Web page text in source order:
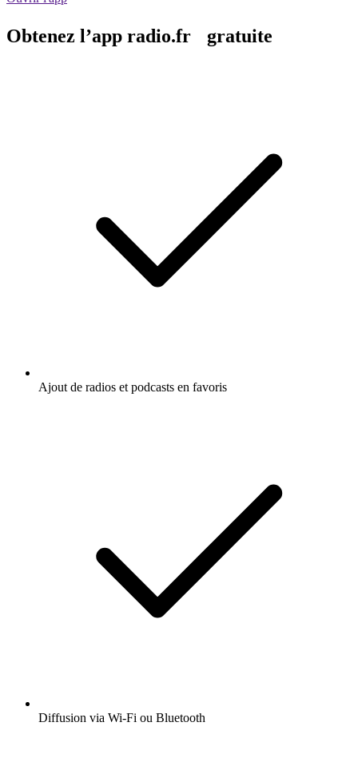
Obtenez l’app radio.fr gratuite
Ajout de radios et podcasts en favoris
Diffusion via Wi-Fi ou Bluetooth